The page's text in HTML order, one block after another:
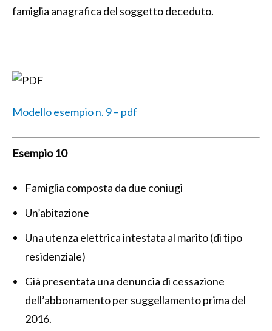
famiglia anagrafica del soggetto deceduto.
Modello esempio n. 9 – pdf
Esempio 10
Famiglia composta da due coniugi
Un’abitazione
Una utenza elettrica intestata al marito (di tipo
residenziale)
Già presentata una denuncia di cessazione
dell’abbonamento per suggellamento prima del
2016.